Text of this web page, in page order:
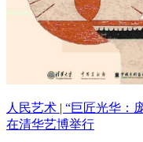
人民艺术 | “巨匠光华：
在清华艺博举行